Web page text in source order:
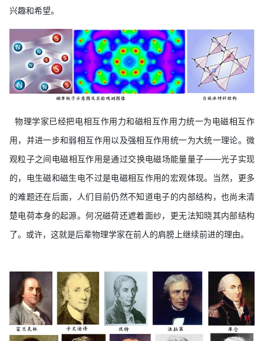
兴趣和希望。
物理学家已经把电相互作用力和磁相互作用力统一为电磁相互作
用，并进一步和弱相互作用以及强相互作用统一为大统一理论。微
观粒子之间电磁相互作用是通过交换电磁场能量量子——光子实现
的，电生磁和磁生电不过是电磁相互作用的宏观体现。当然，更多
的难题还在后面，人们目前仍然不知道电子的内部结构，也尚未清
楚电荷本身的起源。何况磁荷还遮着面纱，更无法知晓其内部结构
了。或许，这就是后辈物理学家在前人的肩膀上继续前进的理由。